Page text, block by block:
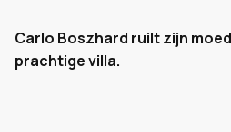
Carlo Boszhard ruilt zijn
prachtige villa.